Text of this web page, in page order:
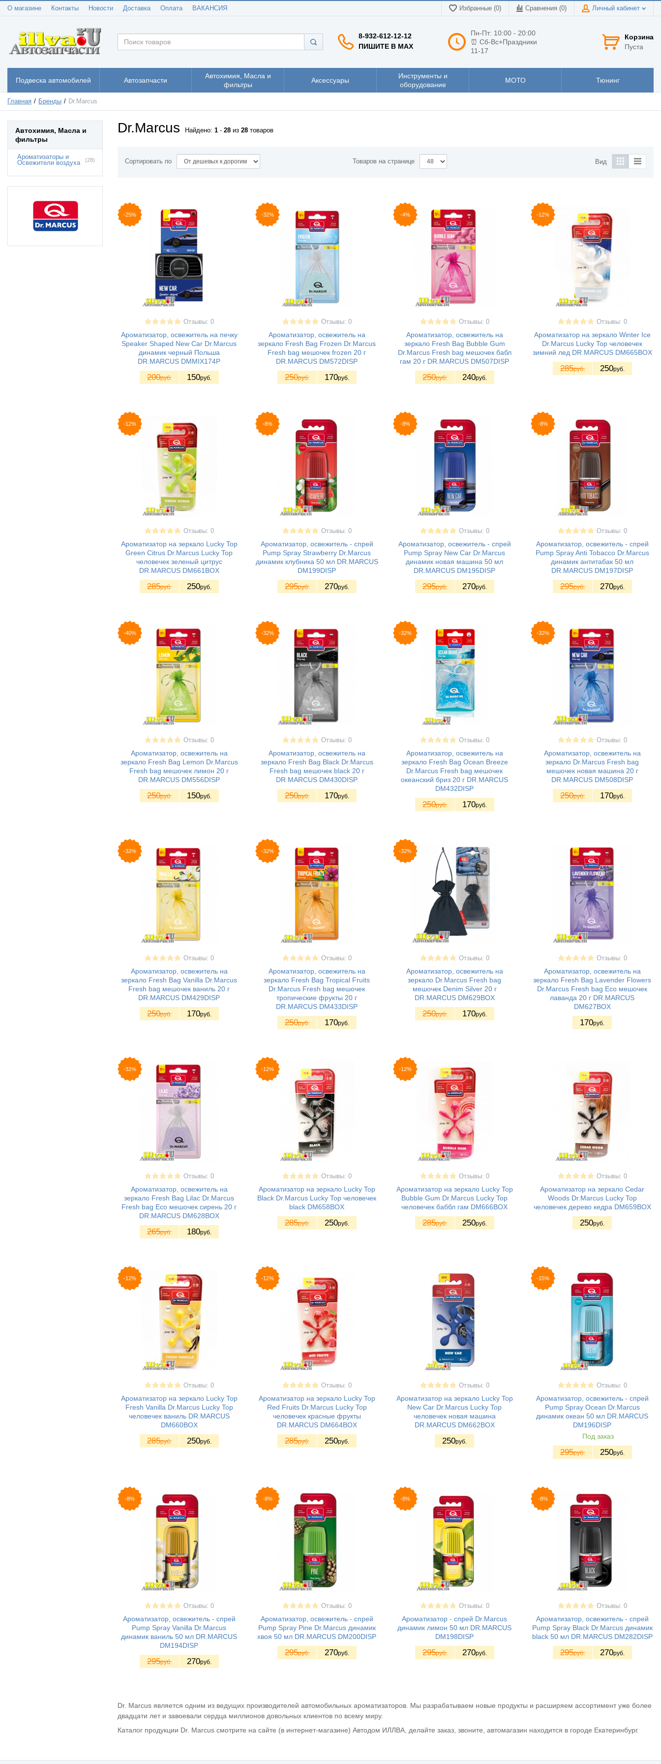
О магазине Контакты Новости Доставка Оплата ВАКАНСИЯ Избранные (0) Сравнения (0) Личный кабинет
8-932-612-12-12
ПИШИТЕ В MAX
Пн-Пт: 10:00 - 20:00
⏰ Сб-Вс+Праздники
11-17
Корзина
Пуста
Подвеска автомобилей Автозапчасти
Автохимия, Масла и
фильтры
Аксессуары
Инструменты и
оборудование
МОТО Тюнинг
Главная Бренды Dr.Marcus
Автохимия, Масла и
фильтры
Ароматизаторы и
Освежители воздуха
(28)
Dr.Marcus Найдено: 1 - 28 из 28 товаров
Сортировать по Товаров на странице Вид
-25%
Отзывы: 0
Ароматизатор, освежитель на печку
Speaker Shaped New Car Dr.Marcus
динамик черный Польша
DR.MARСUS DMMIX174P
200руб. 150руб.
-32%
Отзывы: 0
Ароматизатор, освежитель на
зеркало Fresh Bag Frozen Dr.Marcus
Fresh bag мешочек frozen 20 г
DR.MARСUS DM572DISP
250руб. 170руб.
-4%
Отзывы: 0
Ароматизатор, освежитель на
зеркало Fresh Bag Bubble Gum
Dr.Marcus Fresh bag мешочек бабл
гам 20 г DR.MARСUS DM507DISP
250руб. 240руб.
-12%
Отзывы: 0
Ароматизатор на зеркало Winter Ice
Dr.Marcus Lucky Top человечек
зимний лед DR.MARСUS DM665BOX
285руб. 250руб.
-12%
Отзывы: 0
Ароматизатор на зеркало Lucky Top
Green Citrus Dr.Marcus Lucky Top
человечек зеленый цитрус
DR.MARСUS DM661BOX
285руб. 250руб.
-8%
Отзывы: 0
Ароматизатор, освежитель - спрей
Pump Spray Strawberry Dr.Marcus
динамик клубника 50 мл DR.MARСUS
DM199DISP
295руб. 270руб.
-8%
Отзывы: 0
Ароматизатор, освежитель - спрей
Pump Spray New Car Dr.Marcus
динамик новая машина 50 мл
DR.MARСUS DM195DISP
295руб. 270руб.
-8%
Отзывы: 0
Ароматизатор, освежитель - спрей
Pump Spray Anti Tobacco Dr.Marcus
динамик антитабак 50 мл
DR.MARСUS DM197DISP
295руб. 270руб.
-40%
Отзывы: 0
Ароматизатор, освежитель на
зеркало Fresh Bag Lemon Dr.Marcus
Fresh bag мешочек лимон 20 г
DR.MARСUS DM556DISP
250руб. 150руб.
-32%
Отзывы: 0
Ароматизатор, освежитель на
зеркало Fresh Bag Black Dr.Marcus
Fresh bag мешочек black 20 г
DR.MARСUS DM430DISP
250руб. 170руб.
-32%
Отзывы: 0
Ароматизатор, освежитель на
зеркало Fresh Bag Ocean Breeze
Dr.Marcus Fresh bag мешочек
океанский бриз 20 г DR.MARСUS
DM432DISP
250руб. 170руб.
-32%
Отзывы: 0
Ароматизатор, освежитель на
зеркало Dr.Marcus Fresh bag
мешочек новая машина 20 г
DR.MARСUS DM508DISP
250руб. 170руб.
-32%
Отзывы: 0
Ароматизатор, освежитель на
зеркало Fresh Bag Vanilla Dr.Marcus
Fresh bag мешочек ваниль 20 г
DR.MARСUS DM429DISP
250руб. 170руб.
-32%
Отзывы: 0
Ароматизатор, освежитель на
зеркало Fresh Bag Tropical Fruits
Dr.Marcus Fresh bag мешочек
тропические фрукты 20 г
DR.MARСUS DM433DISP
250руб. 170руб.
-32%
Отзывы: 0
Ароматизатор, освежитель на
зеркало Dr.Marcus Fresh bag
мешочек Denim Silver 20 г
DR.MARСUS DM629BOX
250руб. 170руб.
Отзывы: 0
Ароматизатор, освежитель на
зеркало Fresh Bag Lavender Flowers
Dr.Marcus Fresh bag Eco мешочек
лаванда 20 г DR.MARСUS
DM627BOX
170руб.
-32%
Отзывы: 0
Ароматизатор, освежитель на
зеркало Fresh Bag Lilac Dr.Marcus
Fresh bag Eco мешочек сирень 20 г
DR.MARСUS DM628BOX
265руб. 180руб.
-12%
Отзывы: 0
Ароматизатор на зеркало Lucky Top
Black Dr.Marcus Lucky Top человечек
black DM658BOX
285руб. 250руб.
-12%
Отзывы: 0
Ароматизатор на зеркало Lucky Top
Bubble Gum Dr.Marcus Lucky Top
человечек баббл гам DM666BOX
285руб. 250руб.
Отзывы: 0
Ароматизатор на зеркало Cedar
Woods Dr.Marcus Lucky Top
человечек дерево кедра DM659BOX
250руб.
-12%
Отзывы: 0
Ароматизатор на зеркало Lucky Top
Fresh Vanilla Dr.Marcus Lucky Top
человечек ваниль DR.MARСUS
DM660BOX
285руб. 250руб.
-12%
Отзывы: 0
Ароматизатор на зеркало Lucky Top
Red Fruits Dr.Marcus Lucky Top
человечек красные фрукты
DR.MARСUS DM664BOX
285руб. 250руб.
Отзывы: 0
Ароматизатор на зеркало Lucky Top
New Car Dr.Marcus Lucky Top
человечек новая машина
DR.MARСUS DM662BOX
250руб.
-15%
Отзывы: 0
Ароматизатор, освежитель - спрей
Pump Spray Ocean Dr.Marcus
динамик океан 50 мл DR.MARСUS
DM196DISP
Под заказ
295руб. 250руб.
-8%
Отзывы: 0
Ароматизатор, освежитель - спрей
Pump Spray Vanilla Dr.Marcus
динамик ваниль 50 мл DR.MARСUS
DM194DISP
295руб. 270руб.
-8%
Отзывы: 0
Ароматизатор, освежитель - спрей
Pump Spray Pine Dr.Marcus динамик
хвоя 50 мл DR.MARСUS DM200DISP
295руб. 270руб.
-8%
Отзывы: 0
Ароматизатор - спрей Dr.Marcus
динамик лимон 50 мл DR.MARСUS
DM198DISP
295руб. 270руб.
-8%
Отзывы: 0
Ароматизатор, освежитель - спрей
Pump Spray Black Dr.Marcus динамик
black 50 мл DR.MARСUS DM282DISP
295руб. 270руб.
Dr. Marcus является одним из ведущих производителей автомобильных ароматизаторов. Мы разрабатываем новые продукты и расширяем ассортимент уже более
двадцати лет и завоевали сердца миллионов довольных клиентов по всему миру.
Каталог продукции Dr. Marcus смотрите на сайте (в интернет-магазине) Автодом ИЛЛВА, делайте заказ, звоните, автомагазин находится в городе Екатеринбург.